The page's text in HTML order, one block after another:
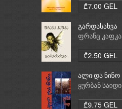
₾7.00 GEL
გარდასახვა
ფრანც კაფკა
₾2.50 GEL
ალი და ნინო
ყურბან საიდი
₾9.75 GEL